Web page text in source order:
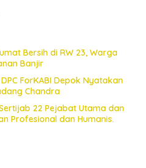
Bersih di RW 23, Warga
Banjir
ForKABI Depok Nyatakan
Chandra
22 Pejabat Utama dan
Profesional dan Humanis.